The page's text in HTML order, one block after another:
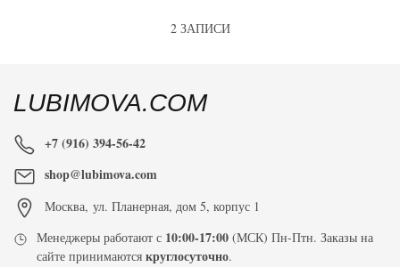
2 ЗАПИСИ
LUBIMOVA.COM
+7 (916) 394-56-42
shop@lubimova.com
Москва, ул. Планерная, дом 5, корпус 1
Менеджеры работают с 10:00-17:00 (МСК) Пн-Птн. Заказы на
сайте принимаютсякруглосуточно.